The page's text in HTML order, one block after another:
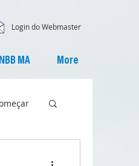
Login do Webmaster
MA More